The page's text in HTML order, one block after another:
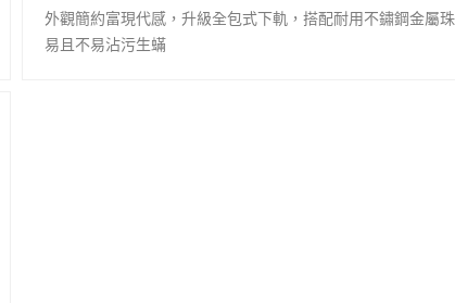
外觀簡約富現代感，升級全包式下軌，搭配耐用不鏽鋼金屬
易且不易沾污生蟎